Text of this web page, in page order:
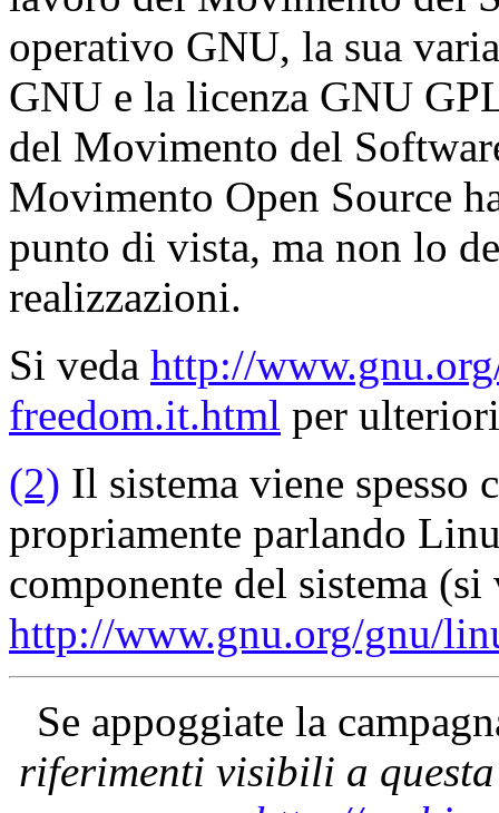
operativo GNU, la sua
GNU e la licenza GNU
del Movimento del
Movimento Open Source
punto di vista, ma non lo
realizzazioni.
Si veda http://
freedom.it.html per
(2) Il sistema viene
propriamente parlando
componente del sistema (si
http://www.gnu.org/gnu/
Se appoggiate la
riferimenti visibili a